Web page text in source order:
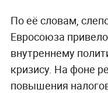
По её словам,
Евросоюза
внутреннему
кризису. На фоне
повышения